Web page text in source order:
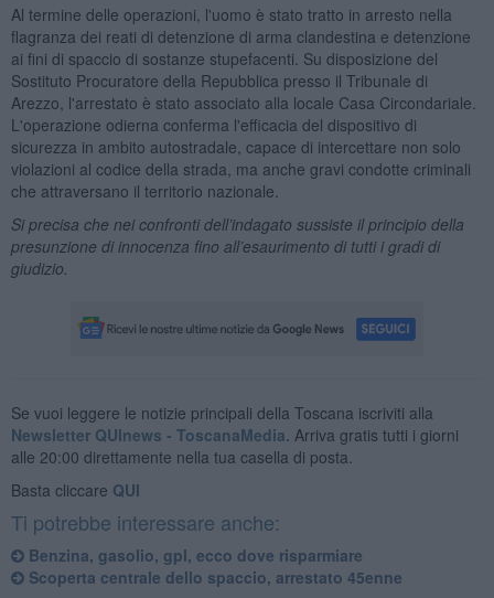
Al termine delle operazioni, l'uomo è stato tratto in arresto nella
flagranza dei reati di detenzione di arma clandestina e detenzione
ai fini di spaccio di sostanze stupefacenti. Su disposizione del
Sostituto Procuratore della Repubblica presso il Tribunale di
Arezzo, l'arrestato è stato associato alla locale Casa Circondariale.
L'operazione odierna conferma l'efficacia del dispositivo di
sicurezza in ambito autostradale, capace di intercettare non solo
violazioni al codice della strada, ma anche gravi condotte criminali
che attraversano il territorio nazionale.
Si precisa che nei confronti dell’indagato sussiste il principio della
presunzione di innocenza fino all’esaurimento di tutti i gradi di
giudizio.
Se vuoi leggere le notizie principali della Toscana iscriviti alla
Newsletter QUInews - ToscanaMedia. Arriva gratis tutti i giorni
alle 20:00 direttamente nella tua casella di posta.
Basta cliccare QUI
Ti potrebbe interessare anche:
​Benzina, gasolio, gpl, ecco dove risparmiare
Scoperta centrale dello spaccio, arrestato 45enne